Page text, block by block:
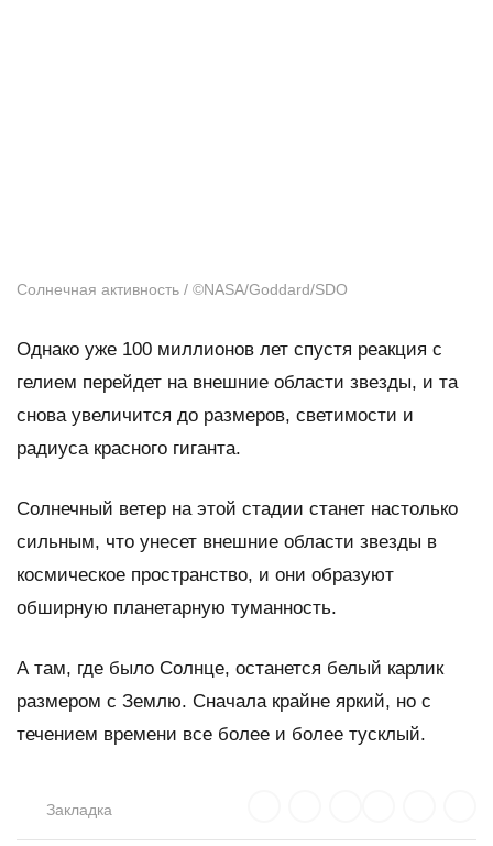
Солнечная активность / ©NASA/Goddard/SDO
Однако уже 100 миллионов лет спустя реакция с
гелием перейдет на внешние области звезды, и та
снова увеличится до размеров, светимости и
радиуса красного гиганта.
Солнечный ветер на этой стадии станет настолько
сильным, что унесет внешние области звезды в
космическое пространство, и они образуют
обширную планетарную туманность.
А там, где было Солнце, останется белый карлик
размером с Землю. Сначала крайне яркий, но с
течением времени все более и более тусклый.
Закладка